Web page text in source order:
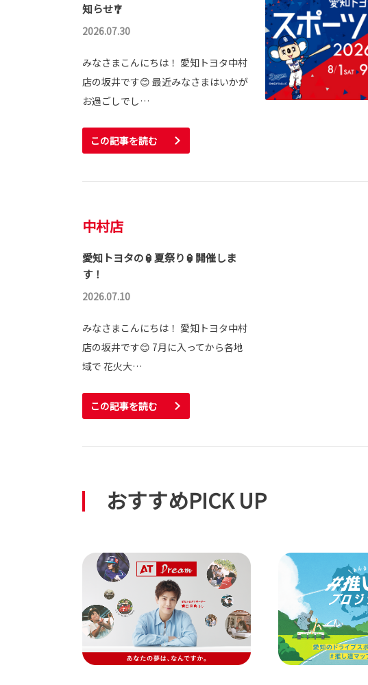
知らせ🎐
2026.07.30
みなさまこんにちは！ 愛知トヨタ中村
店の坂井です😊 最近みなさまはいかが
お過ごしでし…
この記事を読む
中村店
愛知トヨタの🏮夏祭り🏮開催しま
す！
2026.07.10
みなさまこんにちは！ 愛知トヨタ中村
店の坂井です😊 7月に入ってから各地
域で 花火大…
この記事を読む
おすすめPICK UP